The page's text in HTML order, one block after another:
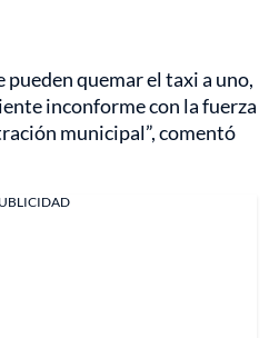
pueden quemar el taxi a uno,
inconforme con la fuerza
municipal”, comentó